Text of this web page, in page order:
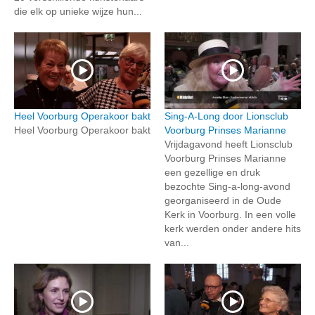
die elk op unieke wijze hun...
Heel Voorburg Operakoor bakt
Heel Voorburg Operakoor bakt
Sing-A-Long door Lionsclub
Voorburg Prinses Marianne
Vrijdagavond heeft Lionsclub
Voorburg Prinses Marianne
een gezellige en druk
bezochte Sing-a-long-avond
georganiseerd in de Oude
Kerk in Voorburg. In een volle
kerk werden onder andere hits
van...